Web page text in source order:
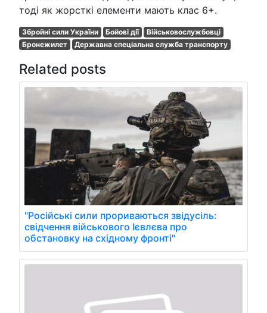
тоді як жорсткі елементи мають клас 6+.
Збройні сили України Бойові дії
Військовослужбовці
Бронежилет
Державна спеціальна служба транспорту
Related posts
"Російські сили прориваються звідусіль:
свідчення військового Ієвлєва про
обстановку на східному фронті"